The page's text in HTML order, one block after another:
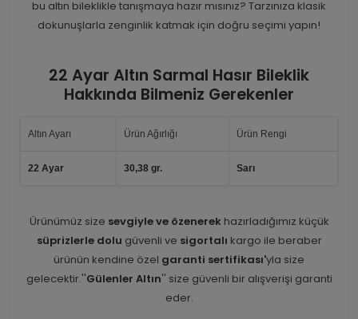
bu altın bileklikle tanışmaya hazır mısınız? Tarzınıza klasik
dokunuşlarla zenginlik katmak için doğru seçimi yapın!
22 Ayar Altın Sarmal Hasır Bileklik
Hakkında Bilmeniz Gerekenler
Altın Ayarı Ürün Ağırlığı Ürün Rengi
22 Ayar 30,38 gr. Sarı
Ürünümüz size sevgiyle ve özenerekhazırladığımız küçük
süprizlerle dolu güvenli ve sigortalı kargo ile beraber
ürünün kendine özel garanti sertifikası'yla size
gelecektir.''Gülenler Altın'' size güvenli bir alışverişi garanti
eder.